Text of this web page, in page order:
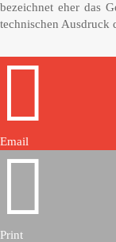
bezeichnet eher das
technischen Ausdruck

Email

Print